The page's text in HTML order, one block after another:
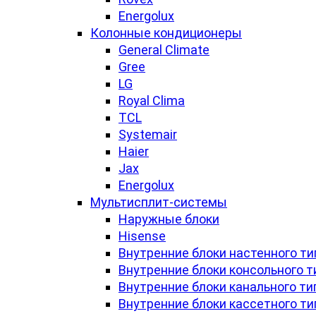
Energolux
Колонные кондиционеры
General Climate
Gree
LG
Royal Clima
TCL
Systemair
Haier
Jax
Energolux
Мультисплит-системы
Наружные блоки
Hisense
Внутренние блоки настенного
Внутренние блоки консольного
Внутренние блоки канального
Внутренние блоки кассетного